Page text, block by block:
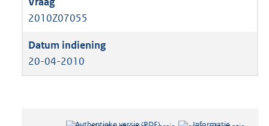
2010Z07055
20-04-2010